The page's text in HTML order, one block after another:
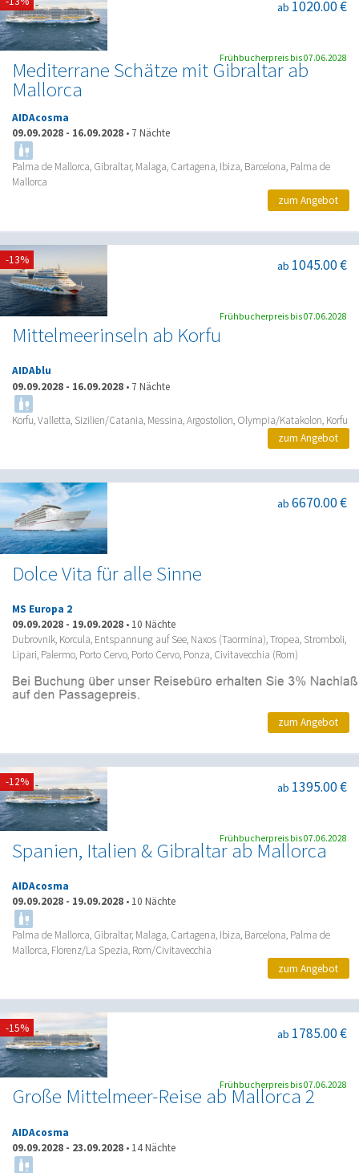
Mediterrane Schätze mit Gibraltar ab
Mallorca
ab 1020.00 €
AIDAcosma
09.09.2028 - 16.09.2028 • 7 Nächte
Palma de Mallorca, Gibraltar, Malaga, Cartagena, Ibiza, Barcelona, Palma de
Mallorca
Frühbucherpreis bis 07.06.2028
zum Angebot
Mittelmeerinseln ab Korfu
ab 1045.00 €
AIDAblu
09.09.2028 - 16.09.2028 • 7 Nächte
Korfu, Valletta, Sizilien/Catania, Messina, Argostolion, Olympia/Katakolon, Korfu
-13%
Frühbucherpreis bis 07.06.2028
zum Angebot
Dolce Vita für alle Sinne
ab 6670.00 €
MS Europa 2
09.09.2028 - 19.09.2028 • 10 Nächte
Dubrovnik, Korcula, Entspannung auf See, Naxos (Taormina), Tropea, Stromboli,
Lipari, Palermo, Porto Cervo, Porto Cervo, Ponza, Civitavecchia (Rom)
zum Angebot
Spanien, Italien & Gibraltar ab Mallorca
ab 1395.00 €
AIDAcosma
09.09.2028 - 19.09.2028 • 10 Nächte
Palma de Mallorca, Gibraltar, Malaga, Cartagena, Ibiza, Barcelona, Palma de
Mallorca, Florenz/La Spezia, Rom/Civitavecchia
-12%
Frühbucherpreis bis 07.06.2028
zum Angebot
Große Mittelmeer-Reise ab Mallorca 2
ab 1785.00 €
AIDAcosma
09.09.2028 - 23.09.2028 • 14 Nächte
-15%
Frühbucherpreis bis 07.06.2028